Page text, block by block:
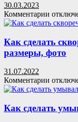
30.03.2023
Комментарии к
записи
для
труб
своими
фото
Как сделать
размеры, фото
31.07.2022
Комментарии к
записи
сделать
Как сделать